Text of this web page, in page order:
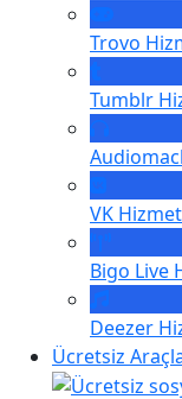
Trovo
Tumblr
VK
Bigo Live
Deezer
Ücretsiz